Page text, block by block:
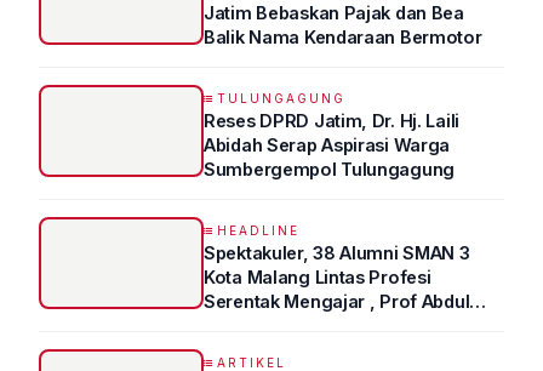
Jatim Bebaskan Pajak dan Bea
Balik Nama Kendaraan Bermotor
TULUNGAGUNG
Reses DPRD Jatim, Dr. Hj. Laili
Abidah Serap Aspirasi Warga
Sumbergempol Tulungagung
HEADLINE
Spektakuler, 38 Alumni SMAN 3
Kota Malang Lintas Profesi
Serentak Mengajar , Prof Abdul
ARTIKEL